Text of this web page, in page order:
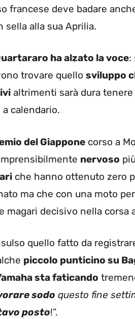
francese deve badare
sella alla sua Aprilia.
ha alzato la voce:
trovare quello sviluppo
altrimenti sarà dura
calendario.
del Giappone corso a
nervoso
che hanno ottenuto zero
ma che con una moto
magari decisivo nella corsa
quello fatto da
piccolo punticino su
sta faticando
sodo questo fine
posto!”.